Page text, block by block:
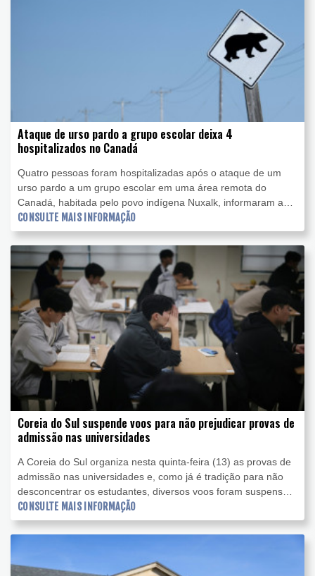
Ataque de urso pardo a grupo escolar deixa 4
hospitalizados no Canadá
Quatro pessoas foram hospitalizadas após o ataque de um
urso pardo a um grupo escolar em uma área remota do
Canadá, habitada pelo povo indígena Nuxalk, informaram as
autoridades nesta sexta-feira (21).
CONSULTE MAIS INFORMAÇÃO
Coreia do Sul suspende voos para não prejudicar provas de
admissão nas universidades
A Coreia do Sul organiza nesta quinta-feira (13) as provas de
admissão nas universidades e, como já é tradição para não
desconcentrar os estudantes, diversos voos foram suspensos,
a Bolsa abriu uma hora mais tarde e os pais vistaram templos
e rezaram por bons resultados.
CONSULTE MAIS INFORMAÇÃO